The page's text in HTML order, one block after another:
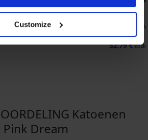
Customize
4,9
Bardot voorgevormd
Bh
40,99 €
32,79 € code:
Katoenen
Dream